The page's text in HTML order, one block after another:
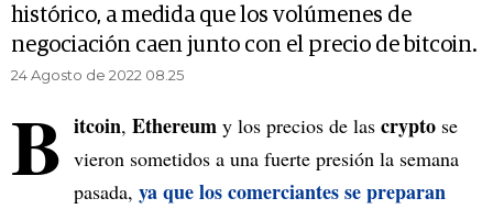
histórico, a medida que los volúmenes de
negociación caen junto con el precio de bitcoin.
24 Agosto de 2022 08.25
B itcoin, Ethereum y los precios de las crypto se
vieron sometidos a una fuerte presión la semana
pasada, ya que los comerciantes se preparan